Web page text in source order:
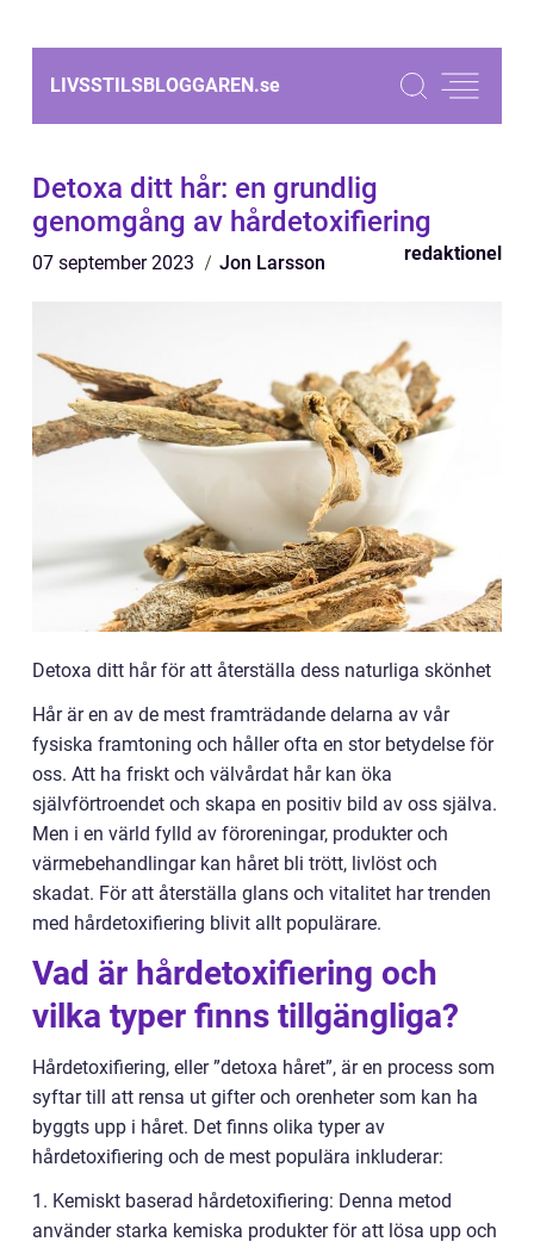
LIVSSTILSBLOGGAREN.se
Detoxa ditt hår: en grundlig
genomgång av hårdetoxifiering
07 september 2023 Jon Larsson redaktionel
Detoxa ditt hår för att återställa dess naturliga skönhet
Hår är en av de mest framträdande delarna av vår
fysiska framtoning och håller ofta en stor betydelse för
oss. Att ha friskt och välvårdat hår kan öka
självförtroendet och skapa en positiv bild av oss själva.
Men i en värld fylld av föroreningar, produkter och
värmebehandlingar kan håret bli trött, livlöst och
skadat. För att återställa glans och vitalitet har trenden
med hårdetoxifiering blivit allt populärare.
Vad är hårdetoxifiering och
vilka typer finns tillgängliga?
Hårdetoxifiering, eller ”detoxa håret”, är en process som
syftar till att rensa ut gifter och orenheter som kan ha
byggts upp i håret. Det finns olika typer av
hårdetoxifiering och de mest populära inkluderar:
1. Kemiskt baserad hårdetoxifiering: Denna metod
använder starka kemiska produkter för att lösa upp och